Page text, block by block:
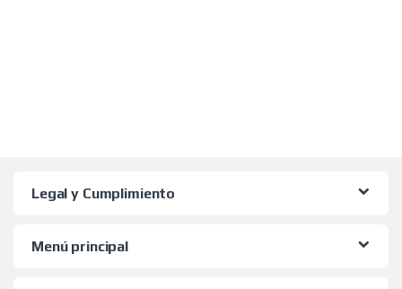
Legal y Cumplimiento
Menú principal